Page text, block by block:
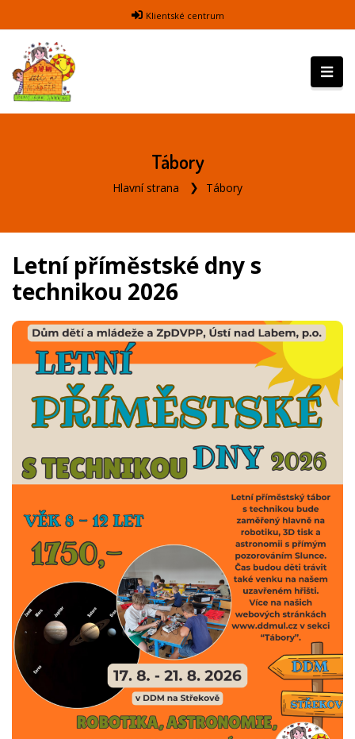
Klientské centrum
Tábory
Hlavní strana Tábory
Letní příměstské dny s
technikou 2026